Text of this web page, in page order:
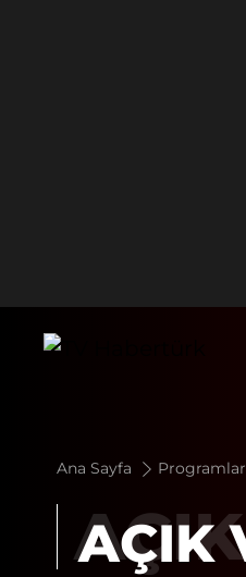
Ana Sayfa Programlar